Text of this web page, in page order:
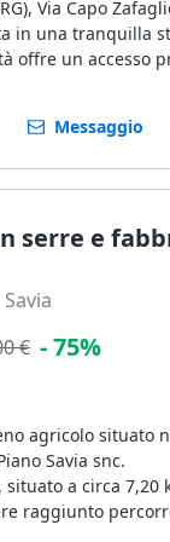
Via Capo
in una tranquilla
offre un accesso
mq, vanta una
vialetti in
del giardino.
soggiorno con
bagni, e tre
è in cemento
di ceramica di
in laterizi forati. Le
e manto di
indivisa di un
pozzo vasca per
Messaggio
serre e
€ - 75%
agricolo situato
Savia snc.
a circa 7,20
raggiunto